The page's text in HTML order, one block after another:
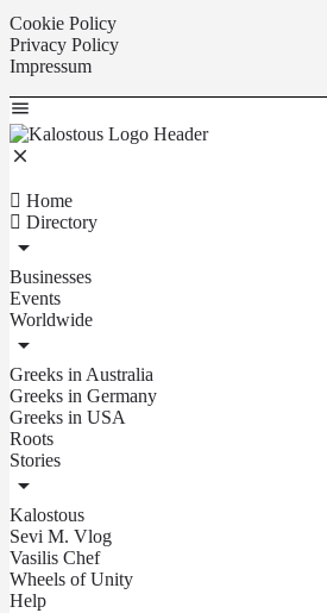
Cookie Policy
Privacy Policy
Impressum
Home
Directory
Businesses
Events
Worldwide
Greeks in Australia
Greeks in Germany
Greeks in USA
Roots
Stories
Kalostous
Sevi M. Vlog
Vasilis Chef
Wheels of Unity
Help